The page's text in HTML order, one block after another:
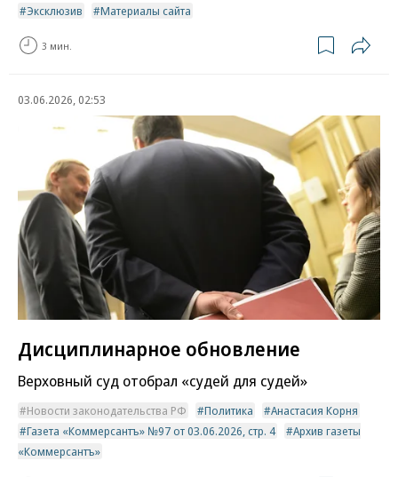
Эксклюзив
Материалы сайта
3 мин.
03.06.2026, 02:53
Дисциплинарное обновление
Верховный суд отобрал «судей для судей»
Новости законодательства РФ Политика
Анастасия Корня
Газета «Коммерсантъ» №97 от 03.06.2026, стр. 4
Архив газеты
«Коммерсантъ»